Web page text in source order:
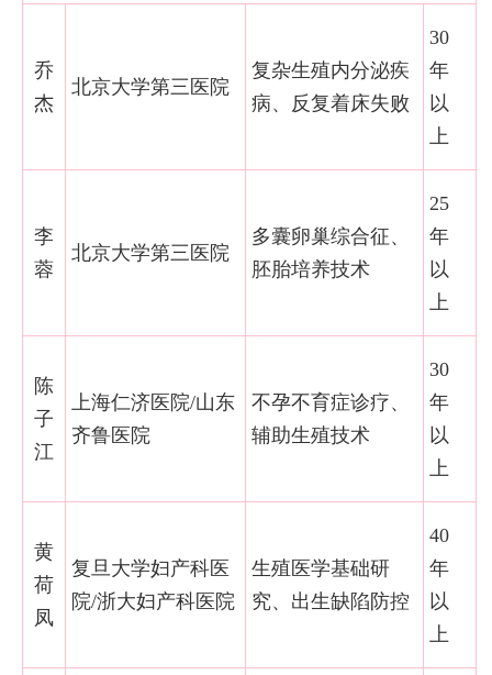
乔
杰
北京大学第三医院
复杂生殖内分泌疾
病、反复着床失败
30
年
以
上
李
蓉
北京大学第三医院
多囊卵巢综合征、
胚胎培养技术
25
年
以
上
陈
子
江
上海仁济医院/山东
齐鲁医院
不孕不育症诊疗、
辅助生殖技术
30
年
以
上
黄
荷
凤
复旦大学妇产科医
院/浙大妇产科医院
生殖医学基础研
究、出生缺陷防控
40
年
以
上